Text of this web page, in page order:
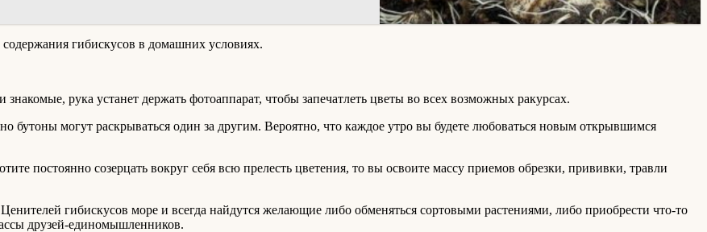
гибискусов в домашних условиях.
рука устанет держать фотоаппарат, чтобы запечатлеть цветы во всех возможных ракурсах.
бутоны могут раскрываться один за другим. Вероятно, что каждое утро вы будете любоваться новым открывшимся
постоянно созерцать вокруг себя всю прелесть цветения, то вы освоите массу приемов обрезки, прививки, травли
гибискусов море и всегда найдутся желающие либо обменяться сортовыми растениями, либо приобрести что-то
друзей-единомышленников.